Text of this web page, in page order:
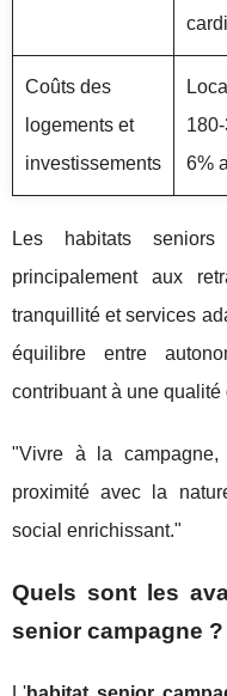
Coûts des
logements et
investissements
6%
Les habitats
principalement aux
tranquillité et services
équilibre entre
contribuant à une qualité
"Vivre à la
proximité avec la
social enrichissant."
Quels sont les
senior campagne ?